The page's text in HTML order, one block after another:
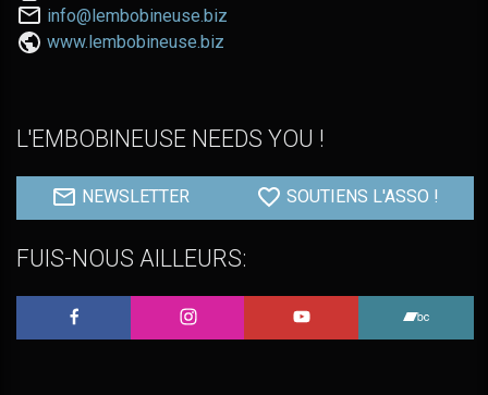
téléphoner
au:
Nous
contacter
info@lembobineuse.biz
www.lembobineuse.biz
L'EMBOBINEUSE NEEDS YOU !
NEWSLETTER SOUTIENS L'ASSO !
FUIS-NOUS AILLEURS:
L'Embobineuse sur FacebookL'Embobineuse sur Instagram
L'Embobineuse sur